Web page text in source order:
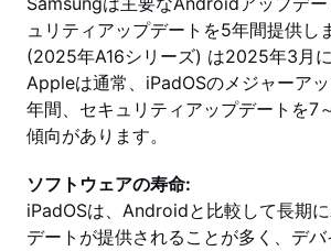
ュリティアップデートを5年間提供し
(2025年A16シリーズ) は2025年3月に
Appleは通常、iPadOSのメジャーア
年間、セキュリティアップデートを7
傾向があります。
ソフトウェアの寿命:
iPadOSは、Androidと比較して長期
デートが提供されることが多く、デバ